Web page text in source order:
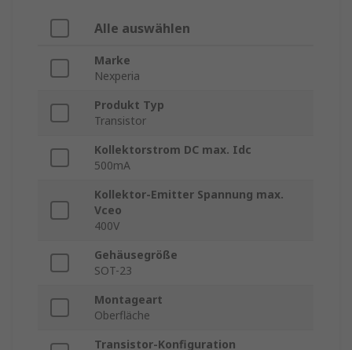
Alle auswählen
Marke
Nexperia
Produkt Typ
Transistor
Kollektorstrom DC max. Idc
500mA
Kollektor-Emitter Spannung max.
Vceo
400V
Gehäusegröße
SOT-23
Montageart
Oberfläche
Transistor-Konfiguration